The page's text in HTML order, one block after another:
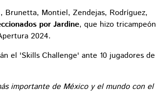
Brunetta, Montiel, Zendejas, Rodríguez,
por Jardine, que hizo tricampeón
2024.
el 'Skills Challenge' ante 10 jugadores de
importante de México y el mundo con el